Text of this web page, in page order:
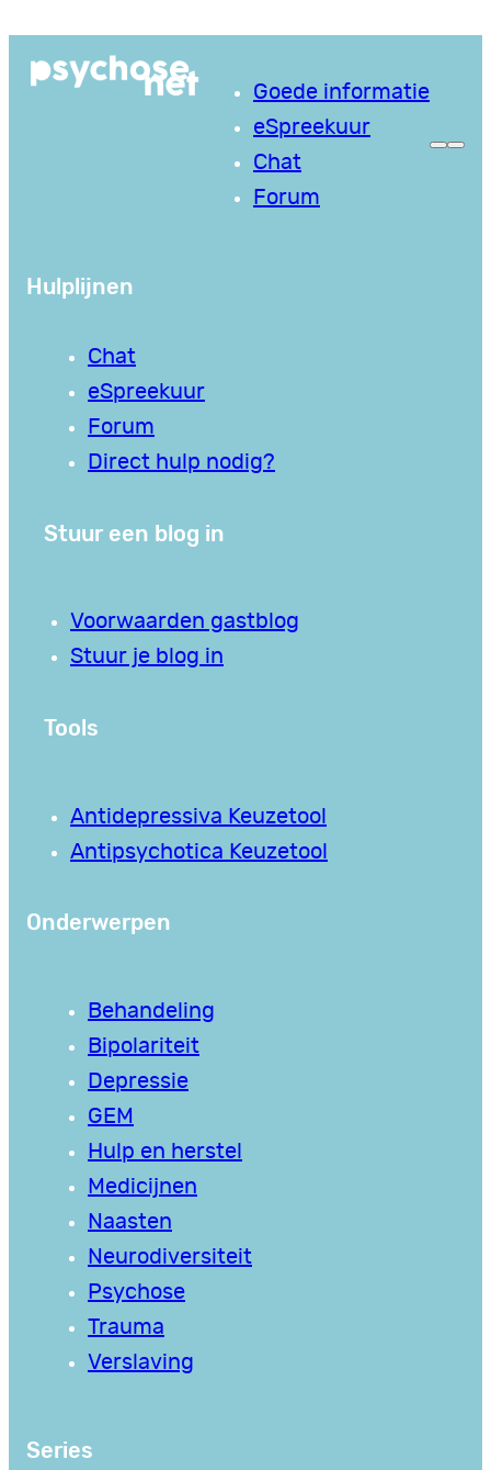
naar
Goede informatie
eSpreekuur
Chat
Forum
Hulplijnen
Chat
eSpreekuur
Forum
Direct hulp nodig?
Stuur een blog in
Voorwaarden gastblog
Stuur je blog in
Tools
Antidepressiva Keuzetool
Antipsychotica Keuzetool
Onderwerpen
Behandeling
Bipolariteit
Depressie
GEM
Hulp en herstel
Medicijnen
Naasten
Neurodiversiteit
Psychose
Trauma
Verslaving
Series